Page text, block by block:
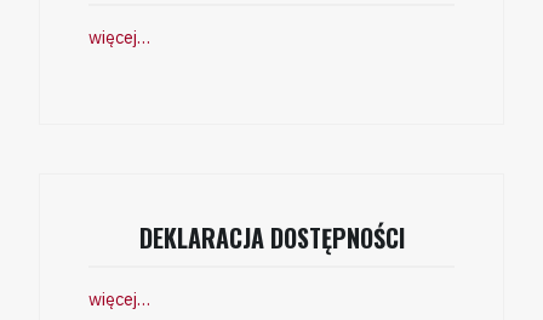
więcej…
DEKLARACJA DOSTĘPNOŚCI
więcej…